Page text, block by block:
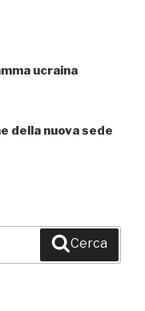
ucraina
della nuova sede
Cerca